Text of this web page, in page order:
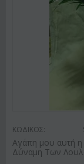
ΚΩΔΙΚΟΣ:
Αγάπη μου αυτή η
Δύναμη Των